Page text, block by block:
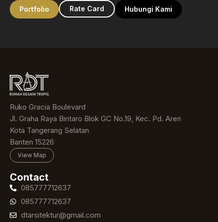
Portfolio Rate Card Hubungi Kami
Ruko Gracia Boulevard
Jl. Graha Raya Bintaro Blok GC No.19, Kec. Pd. Aren
Kota Tangerang Selatan
Banten 15226
View Map
Contact
085777712637
085777712637
dtarsitektur@gmail.com